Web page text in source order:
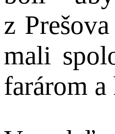
z
mali
farárom